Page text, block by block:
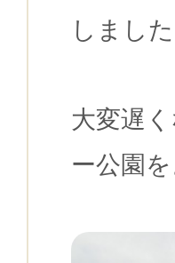
しました
大変遅
ー公園